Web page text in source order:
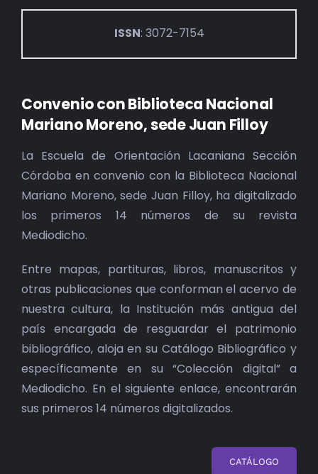
ISSN: 3072-7154
Convenio con Biblioteca Nacional
Mariano Moreno, sede Juan Filloy
La Escuela de Orientación Lacaniana Sección
Córdoba en convenio con la Biblioteca Nacional
Mariano Moreno, sede Juan Filloy, ha digitalizado
los primeros 14 números de su revista
Mediodicho.
Entre mapas, partituras, libros, manuscritos y
otras publicaciones que conforman el acervo de
nuestra cultura, la Institución más antigua del
país encargada de resguardar el patrimonio
bibliográfico, aloja en su Catálogo Bibliográfico y
específicamente en su “Colección digital” a
Mediodicho. En el siguiente enlace, encontrarán
sus primeros 14 números digitalizados.
CATÁLOGO